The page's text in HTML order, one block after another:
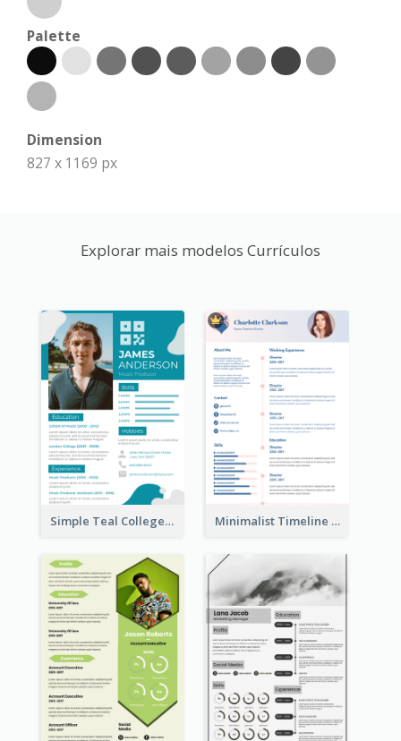
Palette
Dimension
827 x 1169 px
Explorar mais modelos Currículos
Simple Teal College Student Resume Minimalist Timeline Medical Student Resume